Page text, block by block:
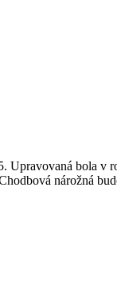
Upravovaná bola
nárožná